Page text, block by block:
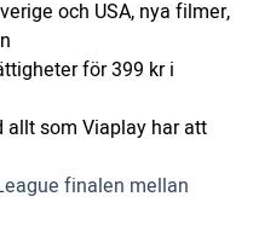
och USA, nya filmer,
för 399 kr i
som Viaplay har att
finalen mellan